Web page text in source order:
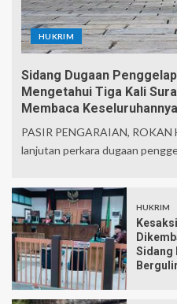
HUKRIM
Sidang Dugaan
Mengetahui Tiga Kali
Membaca Keseluruhannya
PASIR PENGARAIAN,
lanjutan perkara dugaan
HUKRIM
Sidang
Bergulir